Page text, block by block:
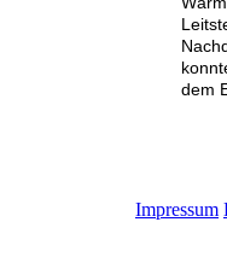
dem
Impressum